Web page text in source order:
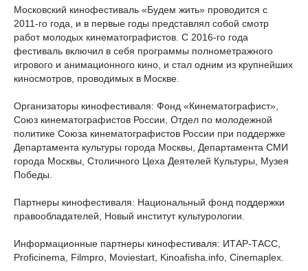
Московский кинофестиваль «Будем жить» проводится с
2011-го года, и в первые годы представлял собой смотр
работ молодых кинематографистов. С 2016-го года
фестиваль включил в себя программы полнометражного
игрового и анимационного кино, и стал одним из крупнейших
киносмотров, проводимых в Москве.
Организаторы кинофестиваля: Фонд «Кинематографист»,
Союз кинематографистов России, Отдел по молодежной
политике Союза кинематографистов России при поддержке
Департамента культуры города Москвы, Департамента СМИ
города Москвы, Столичного Цеха Деятелей Культуры, Музея
Победы.
Партнеры кинофестиваля: Национальный фонд поддержки
правообладателей, Новый институт культурологии.
Информационные партнеры кинофестиваля: ИТАР-ТАСС,
Proficinema, Filmpro, Moviestart, Kinoafisha.info, Cinemaplex.